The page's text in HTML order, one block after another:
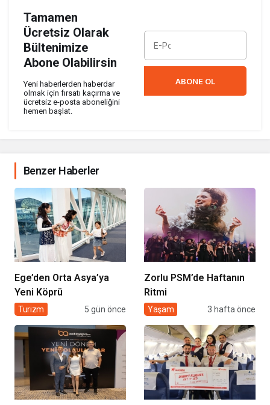
Tamamen
Ücretsiz Olarak
Bültenimize
Abone Olabilirsin
Yeni haberlerden haberdar
olmak için fırsatı kaçırma ve
ücretsiz e-posta aboneliğini
hemen başlat.
ABONE OL
Benzer Haberler
Ege’den Orta Asya’ya
Yeni Köprü
Turizm 5 gün önce
Zorlu PSM’de Haftanın
Ritmi
Yaşam 3 hafta önce